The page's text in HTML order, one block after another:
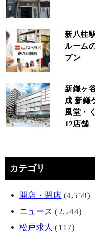
新八柱
ルーム
プン
新鎌ヶ
成 新鎌
風堂・
12店舗
カテゴリ
開店・閉店 (4,559)
ニュース (2,244)
松戸求人 (117)